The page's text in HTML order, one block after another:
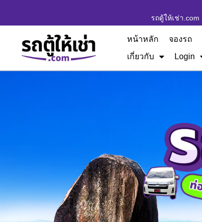
รถตู้ให้เช่า.com
หน้าหลัก จองรถ
เกี่ยวกับ
Login